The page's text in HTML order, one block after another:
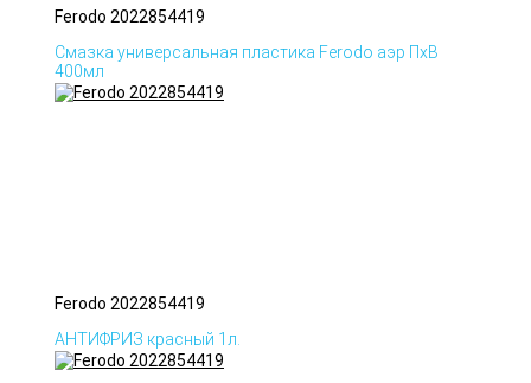
Ferodo 2022854419
Смазка универсальная пластика Ferodo аэр ПхВ
400мл
Ferodo 2022854419
АНТИФРИЗ красный 1л.